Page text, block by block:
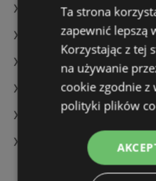
Oferty Dealz
Aktualne gazetki
Aktualne gazetki Aldi
Aktualne gazetki
Aktualne gazetki Dino
Aktualne gazetki
Ta strona
zapewnić lepszą
Korzystając z tej
na używanie
cookie zgodnie z
polityki plików